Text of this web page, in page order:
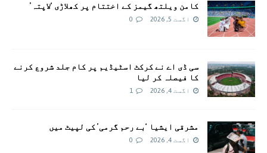
کامن ویلتھ گیمز کے اختتام پر کھلاڑی ‘لاپتہ’
اگست 5, 2026 0
سی ڈی اے نے کرکٹ اسٹیڈیم پر کام جلد شروع کرنے
کا فیصلہ کر لیا
اگست 4, 2026 1
مشرقی ایشیا ‘بے رحم گرمی’ کی لپیٹ میں
اگست 4, 2026 0